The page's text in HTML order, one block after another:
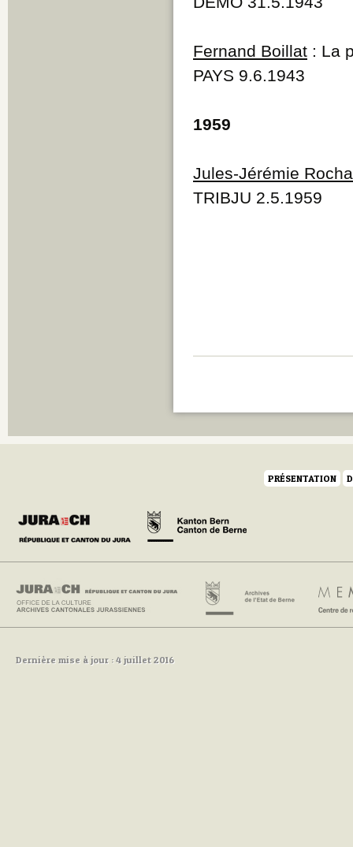
Fernand Boillat : La
PAYS 9.6.1943
1959
Jules-Jérémie
TRIBJU 2.5.1959
PRÉSENTATION
Dernière mise à jour : 4 juillet 2016